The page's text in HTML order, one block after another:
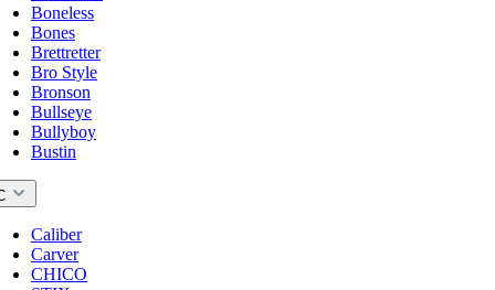
Boneless
Bones
Brettretter
Bro Style
Bronson
Bullseye
Bullyboy
Bustin
Caliber
Carver
CHICO